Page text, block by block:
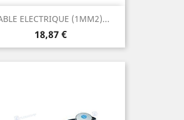
ELECTRIQUE (1MM2)...
Prix
18,87 €